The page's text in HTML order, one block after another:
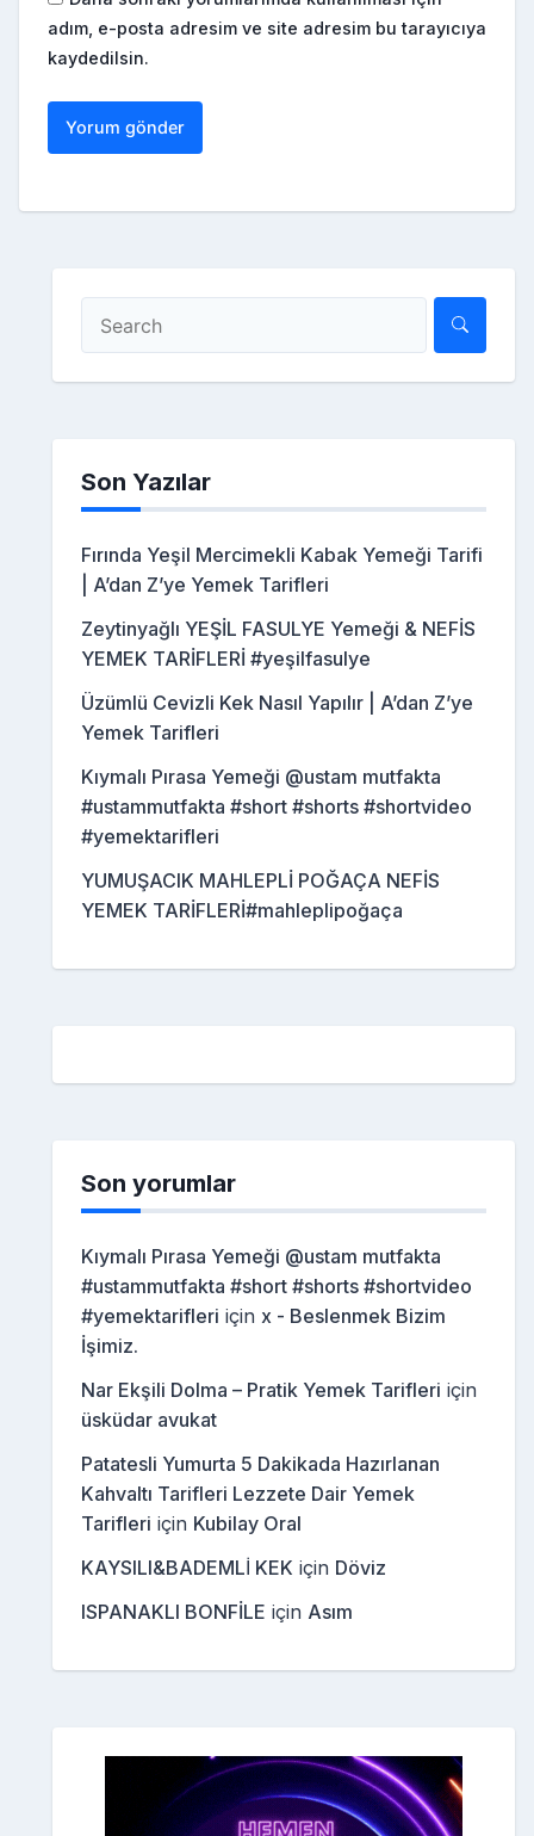
adım, e-posta adresim ve site adresim bu tarayıcıya
kaydedilsin.
Son Yazılar
Fırında Yeşil Mercimekli Kabak Yemeği Tarifi
| A’dan Z’ye Yemek Tarifleri
Zeytinyağlı YEŞİL FASULYE Yemeği & NEFİS
YEMEK TARİFLERİ #yeşilfasulye
Üzümlü Cevizli Kek Nasıl Yapılır | A’dan Z’ye
Yemek Tarifleri
Kıymalı Pırasa Yemeği @ustam mutfakta
#ustammutfakta #short #shorts #shortvideo
#yemektarifleri
YUMUŞACIK MAHLEPLİ POĞAÇA NEFİS
YEMEK TARİFLERİ#mahleplipoğaça
Son yorumlar
Kıymalı Pırasa Yemeği @ustam mutfakta
#ustammutfakta #short #shorts #shortvideo
#yemektarifleri için x - Beslenmek Bizim
İşimiz.
Nar Ekşili Dolma – Pratik Yemek Tarifleri için
üsküdar avukat
Patatesli Yumurta 5 Dakikada Hazırlanan
Kahvaltı Tarifleri Lezzete Dair Yemek
Tarifleri için Kubilay Oral
KAYSILI&BADEMLİ KEK için Döviz
ISPANAKLI BONFİLE için Asım